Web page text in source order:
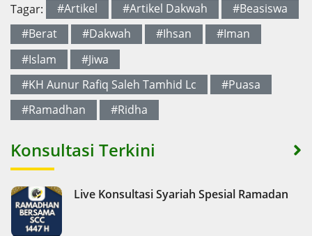
Tagar: #Artikel #Artikel Dakwah
#Beasiswa
#Berat
#Dakwah #Ihsan
#Iman
#Islam
#Jiwa
#KH Aunur Rafiq Saleh Tamhid Lc
#Puasa
#Ramadhan
#Ridha
Konsultasi Terkini
Live Konsultasi Syariah Spesial Ramadan